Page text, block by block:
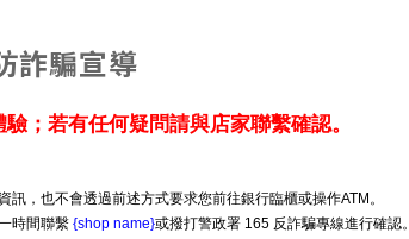
詐騙宣導
；若有任何疑問請與店家聯繫確認。
，也不會透過前述方式要求您前往銀行臨櫃或操作ATM。
時間聯繫 {shop name}或撥打警政署 165 反詐騙專線進行確認。